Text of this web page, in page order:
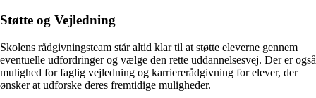
Støtte og Vejledning
Skolens rådgivningsteam står altid klar til at støtte eleverne gennem
eventuelle udfordringer og vælge den rette uddannelsesvej. Der er også
mulighed for faglig vejledning og karriererådgivning for elever, der
ønsker at udforske deres fremtidige muligheder.